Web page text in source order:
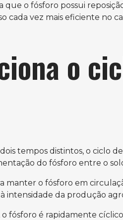
que o fósforo possui
cada vez mais eficiente no
o
tempos distintos, o ciclo
do fósforo entre o
manter o fósforo em
intensidade da produção
fósforo é rapidamente